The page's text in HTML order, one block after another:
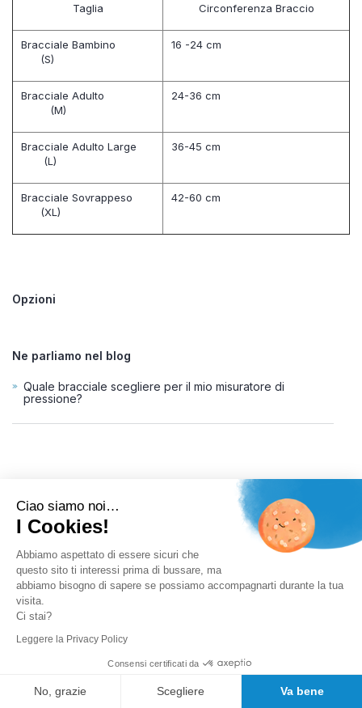
Taglia Circonferenza Braccio
Bracciale Bambino
(S)
16 -24 cm
Bracciale Adulto
(M)
24-36 cm
Bracciale Adulto Large
(L)
36-45 cm
Bracciale Sovrappeso
(XL)
42-60 cm
Opzioni
Ne parliamo nel blog
Quale bracciale scegliere per il mio misuratore di
pressione?
VANTAGGI PER I NOSTRI CLIENTI
Consigli prima della vendita
Spedizione in 24/48H
Ciao siamo noi…
I Cookies!
Abbiamo aspettato di essere sicuri che
questo sito ti interessi prima di bussare, ma
abbiamo bisogno di sapere se possiamo accompagnarti durante la tua
visita.
Ci stai?
Leggere la Privacy Policy
Consensi certificati da
No, grazie Scegliere Va bene